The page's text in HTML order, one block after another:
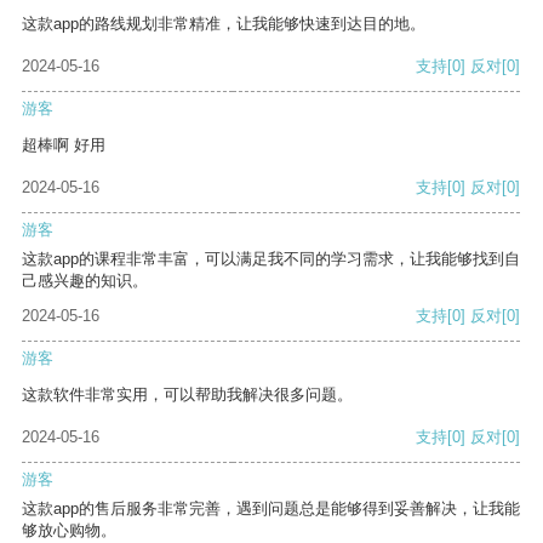
这款app的路线规划非常精准，让我能够快速到达目的地。
2024-05-16 支持[0] 反对[0]
游客
超棒啊 好用
2024-05-16 支持[0] 反对[0]
游客
这款app的课程非常丰富，可以满足我不同的学习需求，让我能够找到自
己感兴趣的知识。
2024-05-16
支持[0] 反对[0]
游客
这款软件非常实用，可以帮助我解决很多问题。
2024-05-16 支持[0] 反对[0]
游客
这款app的售后服务非常完善，遇到问题总是能够得到妥善解决，让我能
够放心购物。